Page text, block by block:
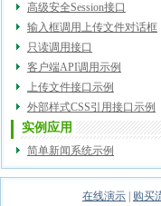
高级安全Session接口
输入框调用上传文件对话框
只读调用接口
客户端API调用示例
上传文件接口示例
外部样式CSS引用接口示例
实例应用
简单新闻系统示例
在线演示 购买